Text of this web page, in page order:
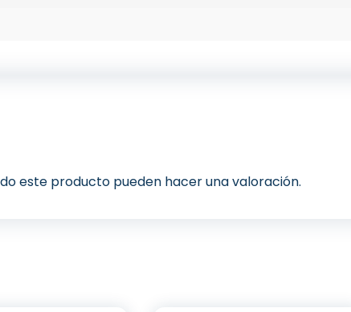
este producto pueden hacer una valoración.